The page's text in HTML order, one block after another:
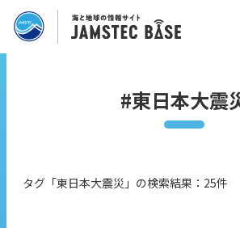
#東日本大震
タグ「東日本大震災」の検索結果：25件